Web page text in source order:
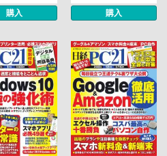
購入 購入